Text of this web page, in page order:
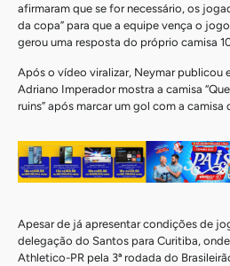
afirmaram que se for necessário, os
da copa” para que a equipe vença o
gerou uma resposta do próprio camisa
Após o vídeo viralizar, Neymar publicou
Adriano Imperador mostra a camisa
ruins” após marcar um gol com a camisa
Apesar de já apresentar condições de
delegação do Santos para Curitiba,
Athletico-PR pela 3ª rodada do